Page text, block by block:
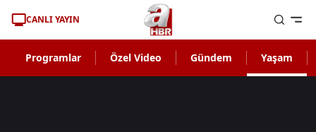
CANLI YAYIN
Programlar Özel Video Gündem Yaşam